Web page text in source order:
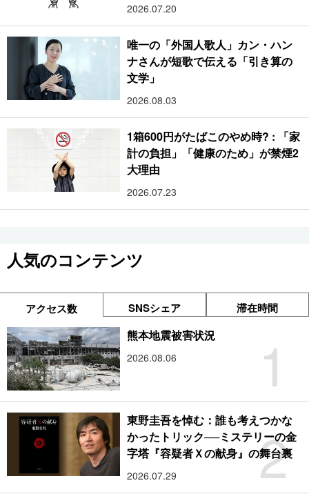
2026.07.20
唯一の「外国人歌人」カン・ハン
ナさんが短歌で伝える「引き算の
文学」
2026.08.03
1箱600円がたばこのやめ時? : 「家
計の負担」「健康のため」が禁煙2
大理由
2026.07.23
人気のコンテンツ
アクセス数 SNSシェア 滞在時間
1
熊本地震被害状況
2026.08.06
2
東野圭吾を悼む：誰も考えつかな
かったトリック──ミステリーの金
字塔『容疑者Ｘの献身』の舞台裏
2026.07.29